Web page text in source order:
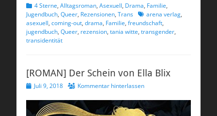
Kategorien
4 Sterne, Alltagsroman, Asexuell, Drama, Familie,
Jugendbuch, Queer, Rezensionen, Trans Schlagworte
arena verlag,
asexuell, coming-out, drama, Familie, freundschaft,
jugendbuch, Queer, rezension, tania witte, transgender,
transidentität
[ROMAN] Der Schein von Ella Blix
Veröffentlicht
Juli 9, 2018 Kommentar hinterlassen